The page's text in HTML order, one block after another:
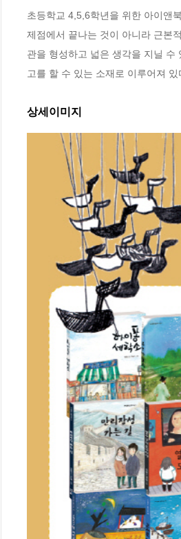
초등학교 4,5,6학년을 위한 아이앤
제점에서 끝나는 것이 아니라 근본
관을 형성하고 넓은 생각을 지닐
고를 할 수 있는 소재로 이루어져 있
상세이미지